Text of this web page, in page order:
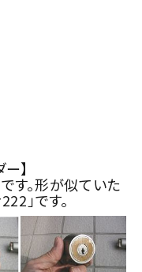
】
す。形が似ていた
」です。